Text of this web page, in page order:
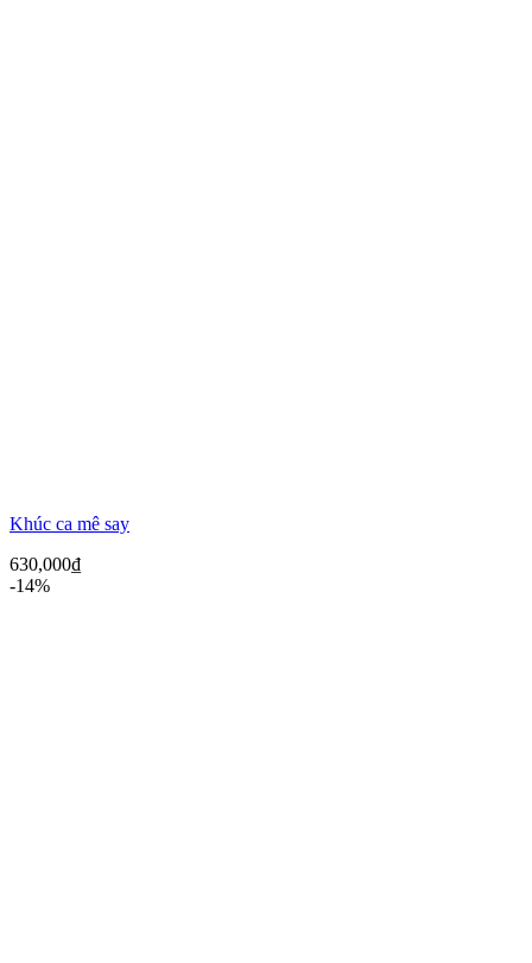
Khúc ca mê say
630,000₫
-14%